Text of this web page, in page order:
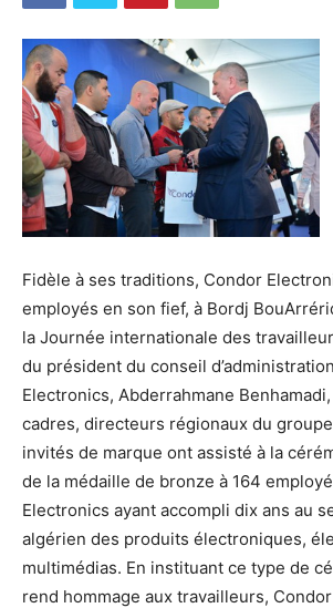
Fidèle à ses traditions, Condor
employés en son fief, à Bordj
la Journée internationale des
du président du conseil
Electronics, Abderrahmane
cadres, directeurs régionaux du
invités de marque ont assisté à la
de la médaille de bronze à 164
Electronics ayant accompli dix ans au
algérien des produits électroniques,
multimédias. En instituant ce type de
rend hommage aux travailleurs,